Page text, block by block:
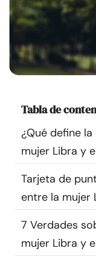
Ayuda
Cursos
Recursos
Comunidad
Encuentra un
Idioma
Sobre nosotros
nosotros
Tabla de
¿Qué define
mujer Libra y
Tarjeta de
entre la mujer
7 Verdades
mujer Libra y